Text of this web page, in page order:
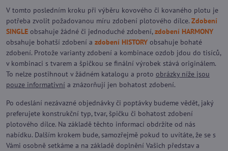
V tomto posledním kroku při výběru kovového či kovaného plotu je
potřeba zvolit požadovanou míru zdobení plotového dílce. Zdobení
SINGLE obsahuje žádné či jednoduché zdobení,zdobení HARMONY
obsahuje bohatší zdobení a zdobení HISTORY obsahuje bohaté
zdobení. Protože varianty zdobení a kombinace ozdob jdou do tisíců,
v kombinaci s tvarem a špičkou se finální výrobek stává originálem.
To nelze postihnout v žádném katalogu a proto obrázky níže jsou
pouze informativní a znázorňují jen bohatost zdobení.
Po odeslání nezávazné objednávky či poptávky budeme vědět, jaký
preferujete konstrukční typ, tvar, špičku či bohatost zdobení
plotového dílce. Na základě těchto informací obdržíte od nás
nabídku. Dalším krokem bude, samozřejmě pokud to uvítáte, že se s
Vámi osobně setkáme a na základě doplnění Vašich představ a